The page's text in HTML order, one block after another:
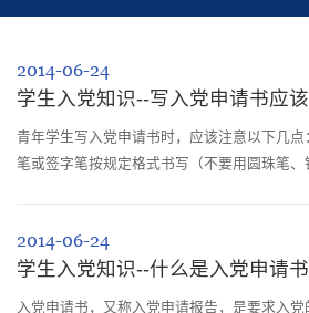
2014-06-24
学生入党知识--写入党申请书应
青年学生写入党申请书时，应该注意以下几点： （1）入党申请书要用
笔或签字笔按规定格式书写（不要用圆珠笔
2014-06-24
学生入党知识--什么是入党申请
入党申请书，又称入党申请报告，是要求入